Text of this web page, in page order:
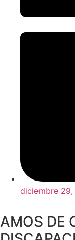
diciembre 29,
AMOS DE